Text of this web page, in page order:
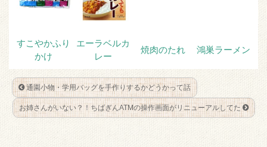
すこやかふり
かけ
エーラベルカ
レー
焼肉のたれ 鴻巣ラーメン
通園小物・学用バッグを手作りするかどうかって話
お姉さんがいない？！ちばぎんATMの操作画面がリニューアルしてた